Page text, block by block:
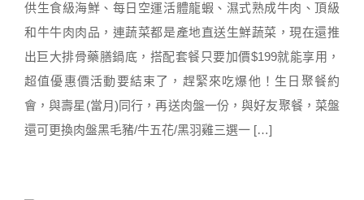
供生食級海鮮、每日空運活體龍蝦、濕式熟成牛肉、頂級
和牛牛肉肉品，連蔬菜都是產地直送生鮮蔬菜，現在還推
出巨大排骨藥膳鍋底，搭配套餐只要加價$199就能享用，
超值優惠價活動要結束了，趕緊來吃爆他！生日聚餐約
會，與壽星(當月)同行，再送肉盤一份，與好友聚餐，菜盤
還可更換肉盤黑毛豬/牛五花/黑羽雞三選一 […]